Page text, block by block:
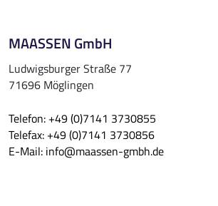
MAASSEN GmbH
Ludwigsburger Straße 77
71696 Möglingen
Telefon: +49 (0)7141 3730855
Telefax: +49 (0)7141 3730856
E-Mail: info@maassen-gmbh.de